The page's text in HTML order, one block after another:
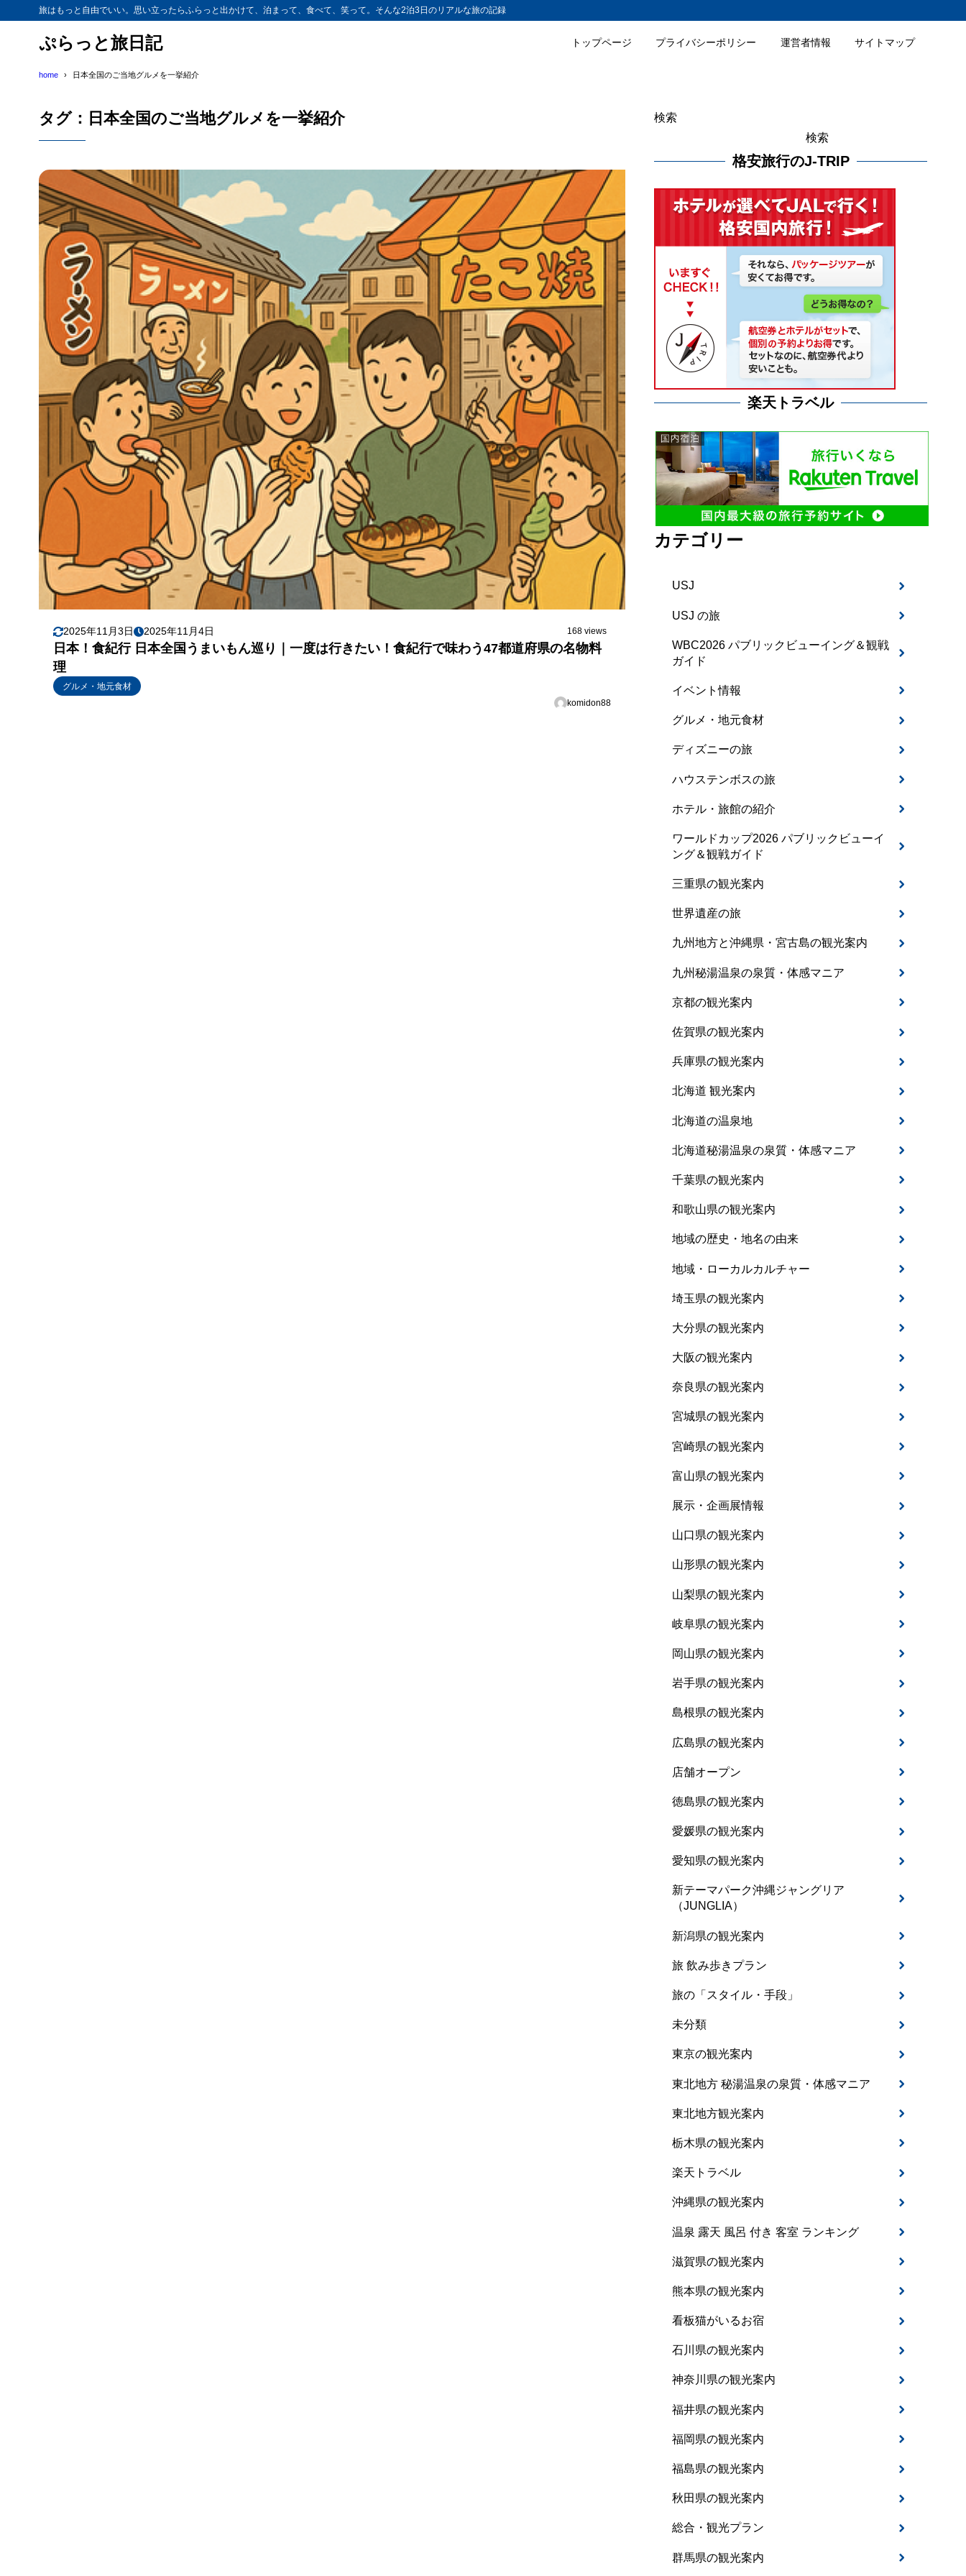
旅はもっと自由でいい。思い立ったらふらっと出かけて、泊まって、食べて、笑って。そんな2泊3日のリアルな旅の記録
ぷらっと旅日記 トップページ プライバシーポリシー 運営者情報 サイトマップ
home 日本全国のご当地グルメを一挙紹介
タグ：日本全国のご当地グルメを一挙紹介
2025年11月3日 2025年11月4日 168 views
日本！食紀行 日本全国うまいもん巡り｜一度は行きたい！食紀行で味わう47都道府県の名物料
理
グルメ・地元食材
komidon88
検索
検索
格安旅行のJ-TRIP
楽天トラベル
カテゴリー
USJ
USJ の旅
WBC2026 パブリックビューイング＆観戦
ガイド
イベント情報
グルメ・地元食材
ディズニーの旅
ハウステンボスの旅
ホテル・旅館の紹介
ワールドカップ2026 パブリックビューイ
ング＆観戦ガイド
三重県の観光案内
世界遺産の旅
九州地方と沖縄県・宮古島の観光案内
九州秘湯温泉の泉質・体感マニア
京都の観光案内
佐賀県の観光案内
兵庫県の観光案内
北海道 観光案内
北海道の温泉地
北海道秘湯温泉の泉質・体感マニア
千葉県の観光案内
和歌山県の観光案内
地域の歴史・地名の由来
地域・ローカルカルチャー
埼玉県の観光案内
大分県の観光案内
大阪の観光案内
奈良県の観光案内
宮城県の観光案内
宮崎県の観光案内
富山県の観光案内
展示・企画展情報
山口県の観光案内
山形県の観光案内
山梨県の観光案内
岐阜県の観光案内
岡山県の観光案内
岩手県の観光案内
島根県の観光案内
広島県の観光案内
店舗オープン
徳島県の観光案内
愛媛県の観光案内
愛知県の観光案内
新テーマパーク沖縄ジャングリア
（JUNGLIA）
新潟県の観光案内
旅 飲み歩きプラン
旅の「スタイル・手段」
未分類
東京の観光案内
東北地方 秘湯温泉の泉質・体感マニア
東北地方観光案内
栃木県の観光案内
楽天トラベル
沖縄県の観光案内
温泉 露天 風呂 付き 客室 ランキング
滋賀県の観光案内
熊本県の観光案内
看板猫がいるお宿
石川県の観光案内
神奈川県の観光案内
福井県の観光案内
福岡県の観光案内
福島県の観光案内
秋田県の観光案内
総合・観光プラン
群馬県の観光案内